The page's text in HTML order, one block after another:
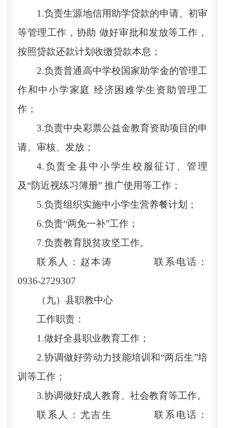
1.负责生源地信用助学贷款的申请、初审
等管理工作，协助 做好审批和发放等工作，
按照贷款还款计划收缴贷款本息；
2.负责普通高中学校国家助学金的管理工
作和中小学家庭 经济困难学生资助管理工
作；
3.负责中央彩票公益金教育资助项目的申
请、审核、发放；
4.负责全县中小学生校服征订、管理
及“防近视练习簿册” 推广使用等工作；
5.负责组织实施中小学生营养餐计划；
6.负责“两免一补”工作；
7.负责教育脱贫攻坚工作。
联系人：赵本涛 联系电话：
0936-2729307
（九）县职教中心
工作职责：
1.做好全县职业教育工作；
2.协调做好劳动力技能培训和“两后生”培
训等工作；
3.协调做好成人教育、社会教育等工作。
联系人：尤吉生 联系电话：